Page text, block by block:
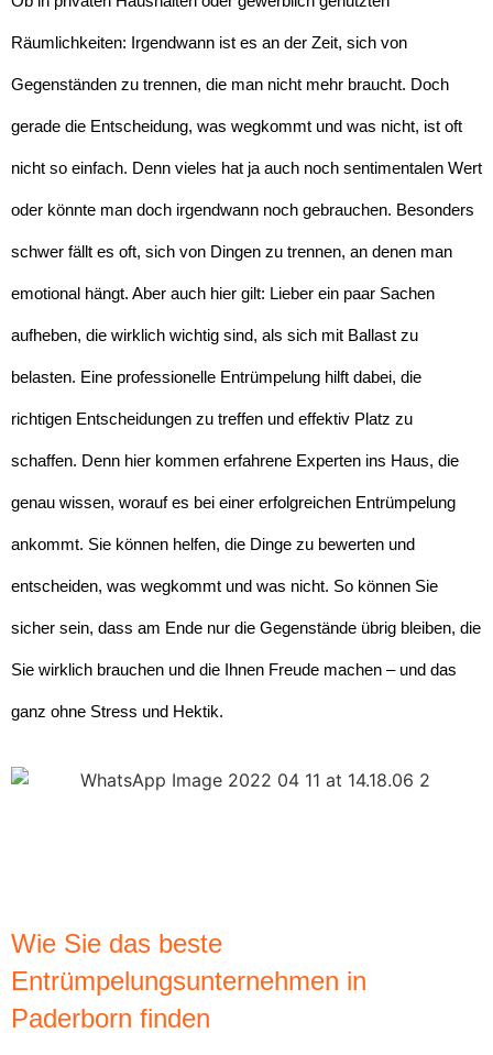
Räumlichkeiten: Irgendwann ist es an der Zeit, sich von
Gegenständen zu trennen, die man nicht mehr braucht. Doch
gerade die Entscheidung, was wegkommt und was nicht, ist oft
nicht so einfach. Denn vieles hat ja auch noch sentimentalen Wert
oder könnte man doch irgendwann noch gebrauchen. Besonders
schwer fällt es oft, sich von Dingen zu trennen, an denen man
emotional hängt. Aber auch hier gilt: Lieber ein paar Sachen
aufheben, die wirklich wichtig sind, als sich mit Ballast zu
belasten. Eine professionelle Entrümpelung hilft dabei, die
richtigen Entscheidungen zu treffen und effektiv Platz zu
schaffen. Denn hier kommen erfahrene Experten ins Haus, die
genau wissen, worauf es bei einer erfolgreichen Entrümpelung
ankommt. Sie können helfen, die Dinge zu bewerten und
entscheiden, was wegkommt und was nicht. So können Sie
sicher sein, dass am Ende nur die Gegenstände übrig bleiben, die
Sie wirklich brauchen und die Ihnen Freude machen – und das
ganz ohne Stress und Hektik.
Wie Sie das beste
Entrümpelungsunternehmen in
Paderborn finden